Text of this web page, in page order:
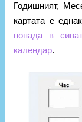
Годишният,
картата е
попада в
календар.